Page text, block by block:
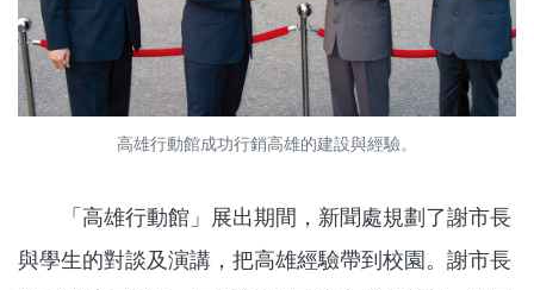
高雄行動館成功行銷高雄的建設與經驗。
「高雄行動館」展出期間，新聞處規劃了謝市長
與學生的對談及演講，把高雄經驗帶到校園。謝市長